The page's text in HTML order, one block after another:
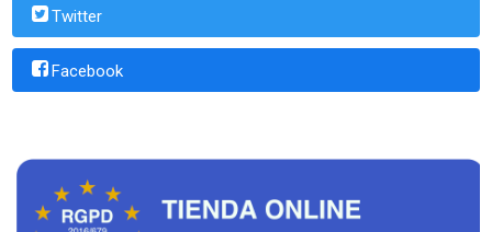
Twitter
Facebook